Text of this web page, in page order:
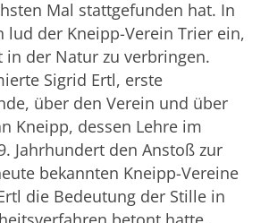
Mal stattgefunden hat. In
lud der Kneipp-Verein Trier ein,
in der Natur zu verbringen.
Sigrid Ertl, erste
über den Verein und über
Kneipp, dessen Lehre im
Jahrhundert den Anstoß zur
bekannten Kneipp-Vereine
die Bedeutung der Stille in